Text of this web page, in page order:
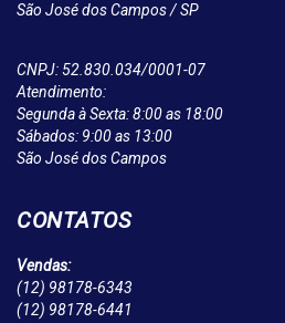
São José dos Campos / SP
CNPJ: 52.830.034/0001-07
Atendimento:
Segunda à Sexta: 8:00 as 18:00
Sábados: 9:00 as 13:00
São José dos Campos
CONTATOS
Vendas:
(12) 98178-6343
(12) 98178-6441